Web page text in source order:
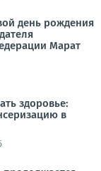
день рождения
Марат
здоровье:
в